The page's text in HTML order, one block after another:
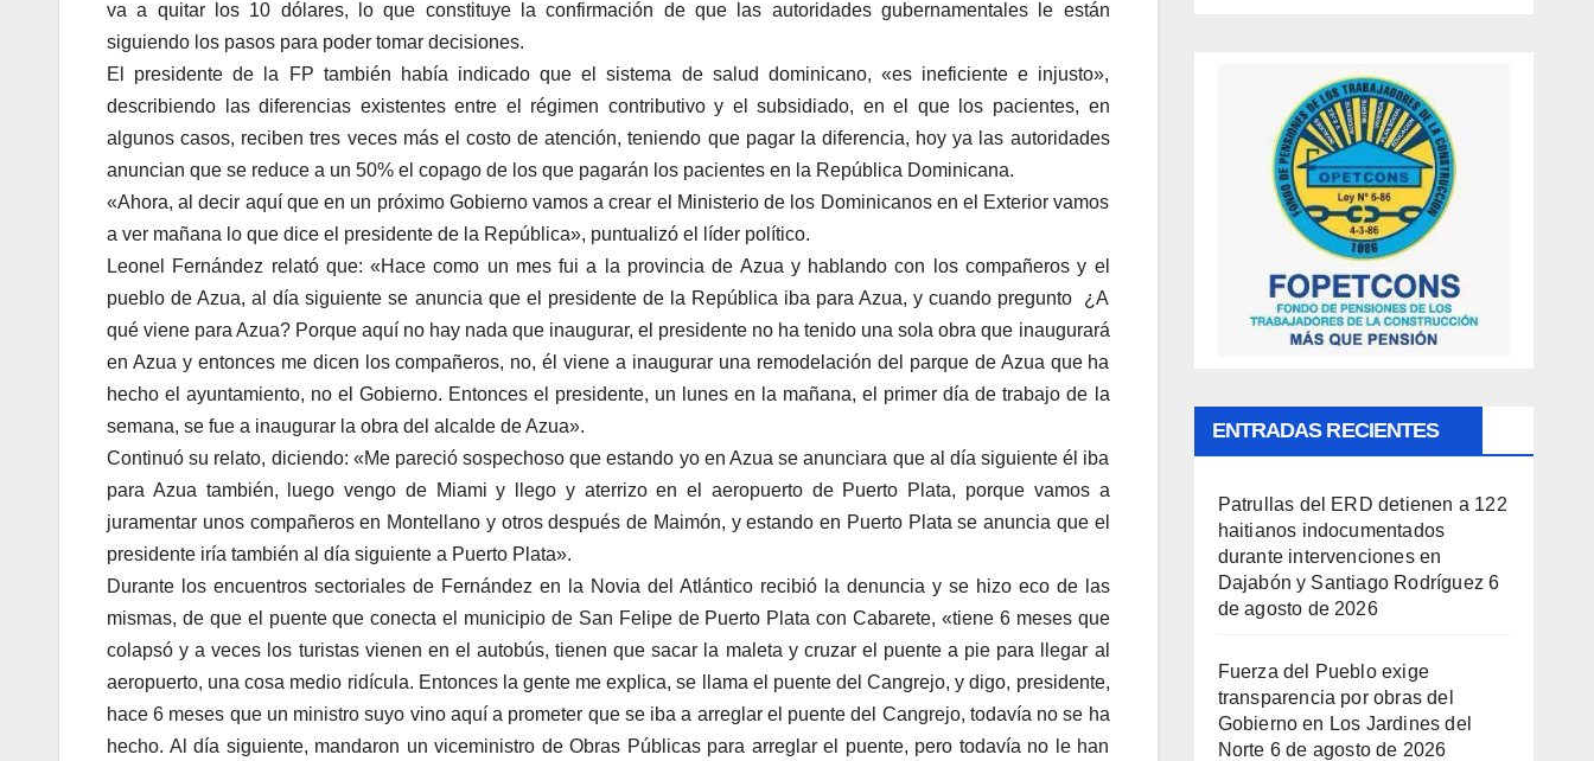
va a quitar los 10 dólares, lo que constituye la confirmación de que las autoridades gubernamentales le están
siguiendo los pasos para poder tomar decisiones.
El presidente de la FP también había indicado que el sistema de salud dominicano, «es ineficiente e injusto»,
describiendo las diferencias existentes entre el régimen contributivo y el subsidiado, en el que los pacientes, en
algunos casos, reciben tres veces más el costo de atención, teniendo que pagar la diferencia, hoy ya las autoridades
anuncian que se reduce a un 50% el copago de los que pagarán los pacientes en la República Dominicana.
«Ahora, al decir aquí que en un próximo Gobierno vamos a crear el Ministerio de los Dominicanos en el Exterior vamos
a ver mañana lo que dice el presidente de la República», puntualizó el líder político.
Leonel Fernández relató que: «Hace como un mes fui a la provincia de Azua y hablando con los compañeros y el
pueblo de Azua, al día siguiente se anuncia que el presidente de la República iba para Azua, y cuando pregunto ¿A
qué viene para Azua? Porque aquí no hay nada que inaugurar, el presidente no ha tenido una sola obra que inaugurará
en Azua y entonces me dicen los compañeros, no, él viene a inaugurar una remodelación del parque de Azua que ha
hecho el ayuntamiento, no el Gobierno. Entonces el presidente, un lunes en la mañana, el primer día de trabajo de la
semana, se fue a inaugurar la obra del alcalde de Azua».
Continuó su relato, diciendo: «Me pareció sospechoso que estando yo en Azua se anunciara que al día siguiente él iba
para Azua también, luego vengo de Miami y llego y aterrizo en el aeropuerto de Puerto Plata, porque vamos a
juramentar unos compañeros en Montellano y otros después de Maimón, y estando en Puerto Plata se anuncia que el
presidente iría también al día siguiente a Puerto Plata».
Durante los encuentros sectoriales de Fernández en la Novia del Atlántico recibió la denuncia y se hizo eco de las
mismas, de que el puente que conecta el municipio de San Felipe de Puerto Plata con Cabarete, «tiene 6 meses que
colapsó y a veces los turistas vienen en el autobús, tienen que sacar la maleta y cruzar el puente a pie para llegar al
aeropuerto, una cosa medio ridícula. Entonces la gente me explica, se llama el puente del Cangrejo, y digo, presidente,
hace 6 meses que un ministro suyo vino aquí a prometer que se iba a arreglar el puente del Cangrejo, todavía no se ha
hecho. Al día siguiente, mandaron un viceministro de Obras Públicas para arreglar el puente, pero todavía no le han
ENTRADAS RECIENTES
Patrullas del ERD detienen a 122
haitianos indocumentados
durante intervenciones en
Dajabón y Santiago Rodríguez 6
de agosto de 2026
Fuerza del Pueblo exige
transparencia por obras del
Gobierno en Los Jardines del
Norte 6 de agosto de 2026